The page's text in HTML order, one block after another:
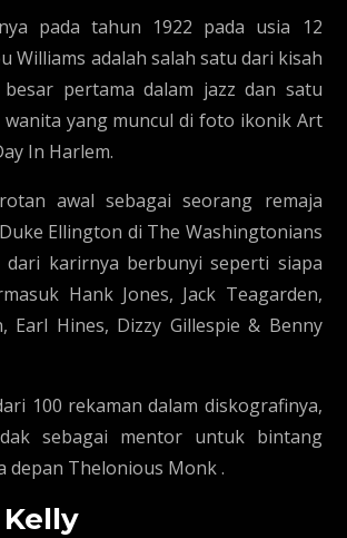
pada tahun 1922 pada usia 12
Williams adalah salah satu dari kisah
pertama dalam jazz dan satu
yang muncul di foto ikonik Art
In Harlem.
awal sebagai seorang remaja
Ellington di The Washingtonians
karirnya berbunyi seperti siapa
Hank Jones, Jack Teagarden,
Earl Hines, Dizzy Gillespie & Benny
100 rekaman dalam diskografinya,
sebagai mentor untuk bintang
depan Thelonious Monk .